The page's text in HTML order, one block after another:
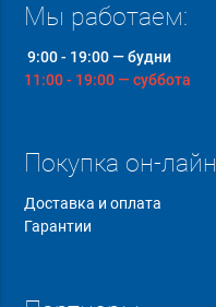
Мы работаем:
9:00 - 19:00 — будни
11:00 - 19:00 — суббота
Покупка он-лайн
Доставка и оплата
Гарантии